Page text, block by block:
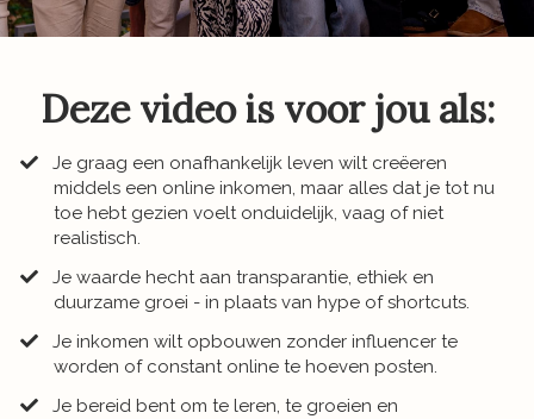
Deze video is voor jou als:
Je graag een onafhankelijk leven wilt creëeren
middels een online inkomen, maar alles dat je tot nu
toe hebt gezien voelt onduidelijk, vaag of niet
realistisch.
​Je waarde hecht aan transparantie, ethiek en
duurzame groei - in plaats van hype of shortcuts.
​Je inkomen wilt opbouwen zonder influencer te
worden of constant online te hoeven posten.
​Je bereid bent om te leren, te groeien en